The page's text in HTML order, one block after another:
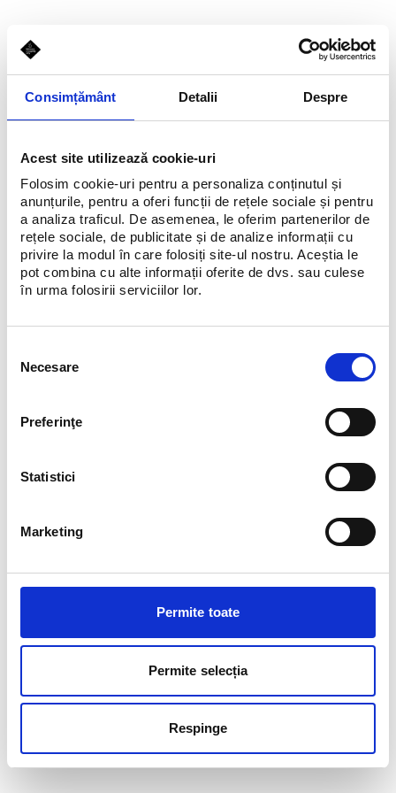
Consimțământ Detalii Despre
Acest site utilizează cookie-uri
Folosim cookie-uri pentru a personaliza conținutul și
anunțurile, pentru a oferi funcții de rețele sociale și pentru
a analiza traficul. De asemenea, le oferim partenerilor de
rețele sociale, de publicitate și de analize informații cu
privire la modul în care folosiți site-ul nostru. Aceștia le
pot combina cu alte informații oferite de dvs. sau culese
în urma folosirii serviciilor lor.
consimțământului
Necesare
Preferinţe
Statistici
Marketing
Permite toate
Permite selecția
Respinge